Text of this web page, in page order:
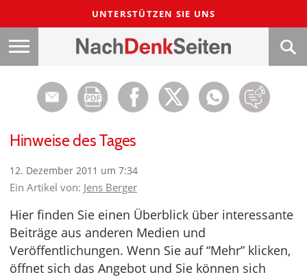
UNTERSTÜTZEN SIE UNS
Hinweise des Tages
12. Dezember 2011 um 7:34
Ein Artikel von: Jens Berger
Hier finden Sie einen Überblick über interessante
Beiträge aus anderen Medien und
Veröffentlichungen. Wenn Sie auf “Mehr” klicken,
öffnet sich das Angebot und Sie können sich